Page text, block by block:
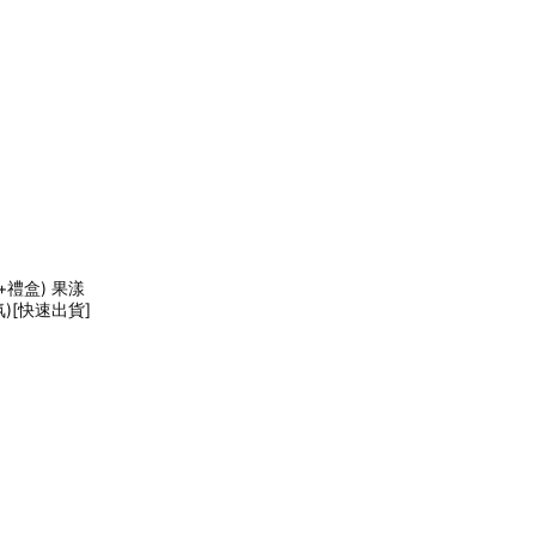
禮盒) 果漾
)[快速出貨]